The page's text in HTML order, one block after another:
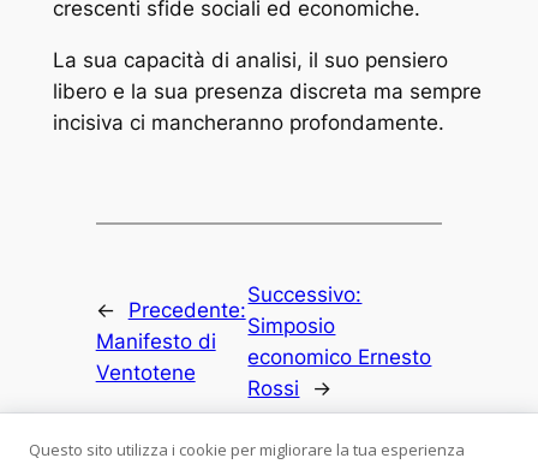
crescenti sfide sociali ed economiche.
La sua capacità di analisi, il suo pensiero
libero e la sua presenza discreta ma sempre
incisiva ci mancheranno profondamente.
←
Precedente:
Manifesto di
Ventotene
Successivo:
Simposio
economico Ernesto
Rossi
→
Questo sito utilizza i cookie per migliorare la tua esperienza